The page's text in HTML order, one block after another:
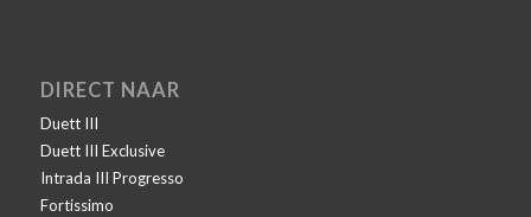
DIRECT NAAR
Duett III
Duett III Exclusive
Intrada III Progresso
Fortissimo